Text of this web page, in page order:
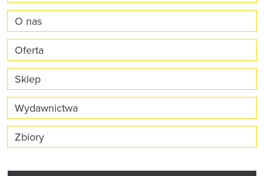
O nas
Oferta
Sklep
Wydawnictwa
Zbiory